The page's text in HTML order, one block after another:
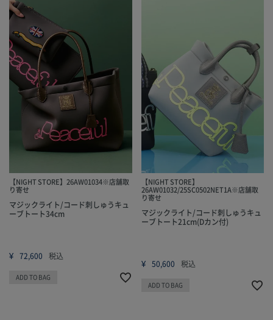
【NIGHT STORE】26AW01034※店舗取
り寄せ
マジックライト/コード刺しゅうキュ
ーブトート34cm
¥ 72,600 税込
ADD TO BAG
【NIGHT STORE】
26AW01032/25SC0502NET1A※店舗取
り寄せ
マジックライト/コード刺しゅうキュ
ーブトート21cm(Dカン付)
¥ 50,600 税込
ADD TO BAG